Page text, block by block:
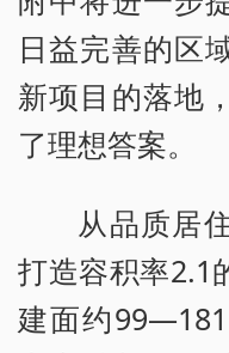
日益完善的区
新项目的落地
了理想答案。
从品质居
打造容积率2.1
建面约